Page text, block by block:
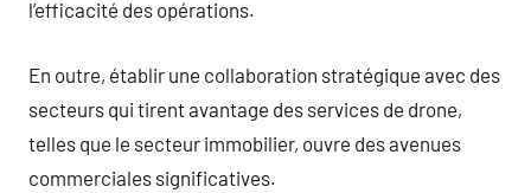
l’efficacité des opérations.
En outre, établir une collaboration stratégique avec des
secteurs qui tirent avantage des services de drone,
telles que le secteur immobilier, ouvre des avenues
commerciales significatives.